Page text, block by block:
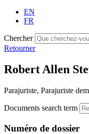
EN
FR
Chercher
Retourner
Robert Allen
Parajuriste, Parajuriste
Documents search term
Numéro de dossier